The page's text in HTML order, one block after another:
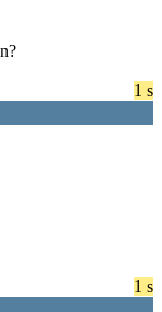
1 s
1 s